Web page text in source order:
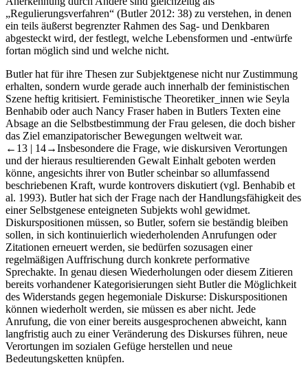
„Regulierungsverfahren“ (Butler 2012: 38) zu verstehen, in denen
ein teils äußerst begrenzter Rahmen des Sag- und Denkbaren
abgesteckt wird, der festlegt, welche Lebensformen und -entwürfe
fortan möglich sind und welche nicht.
Butler hat für ihre Thesen zur Subjektgenese nicht nur Zustimmung
erhalten, sondern wurde gerade auch innerhalb der feministischen
Szene heftig kritisiert. Feministische Theoretiker_innen wie Seyla
Benhabib oder auch Nancy Fraser haben in Butlers Texten eine
Absage an die Selbstbestimmung der Frau gelesen, die doch bisher
das Ziel emanzipatorischer Bewegungen weltweit war.
←13 | 14→Insbesondere die Frage, wie diskursiven Verortungen
und der hieraus resultierenden Gewalt Einhalt geboten werden
könne, angesichts ihrer von Butler scheinbar so allumfassend
beschriebenen Kraft, wurde kontrovers diskutiert (vgl. Benhabib et
al. 1993). Butler hat sich der Frage nach der Handlungsfähigkeit des
einer Selbstgenese enteigneten Subjekts wohl gewidmet.
Diskurspositionen müssen, so Butler, sofern sie beständig bleiben
sollen, in sich kontinuierlich wiederholenden Anrufungen oder
Zitationen erneuert werden, sie bedürfen sozusagen einer
regelmäßigen Auffrischung durch konkrete performative
Sprechakte. In genau diesen Wiederholungen oder diesem Zitieren
bereits vorhandener Kategorisierungen sieht Butler die Möglichkeit
des Widerstands gegen hegemoniale Diskurse: Diskurspositionen
können wiederholt werden, sie müssen es aber nicht. Jede
Anrufung, die von einer bereits ausgesprochenen abweicht, kann
langfristig auch zu einer Veränderung des Diskurses führen, neue
Verortungen im sozialen Gefüge herstellen und neue
Bedeutungsketten knüpfen.